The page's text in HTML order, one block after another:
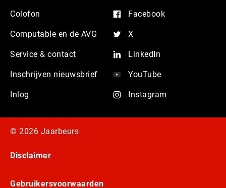
Colofon
Computable en de AVG
Service & contact
Inschrijven nieuwsbrief
Inlog
Facebook
X
LinkedIn
YouTube
Instagram
© 2026 Jaarbeurs
Disclaimer
Gebruikersvoorwaarden